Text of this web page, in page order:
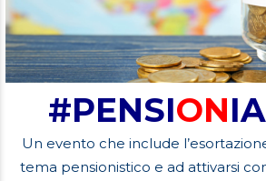
#PENSION
Un evento che include
tema pensionistico e ad attivarsi